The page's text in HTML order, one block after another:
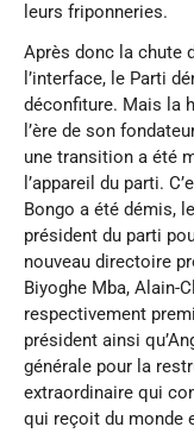
leurs friponneries.
Après donc la chute
l’interface, le Parti
déconfiture. Mais la
l’ère de son
une transition a été
l’appareil du parti.
Bongo a été démis,
président du parti
nouveau directoire
Biyoghe Mba, Alain-
respectivement
président ainsi
générale pour la
extraordinaire qui
qui reçoit du monde